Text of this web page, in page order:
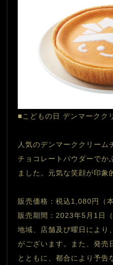
■こどもの日 デンマークク
人気のデンマーククリーム
チョコレートパウダーでか
ました。元気な笑顔が印象
販売価格：税込1,080円（
販売期間：2023年5月1日
地域、店舗及び曜日により
がございます。また、発売
とともに、都合により予告